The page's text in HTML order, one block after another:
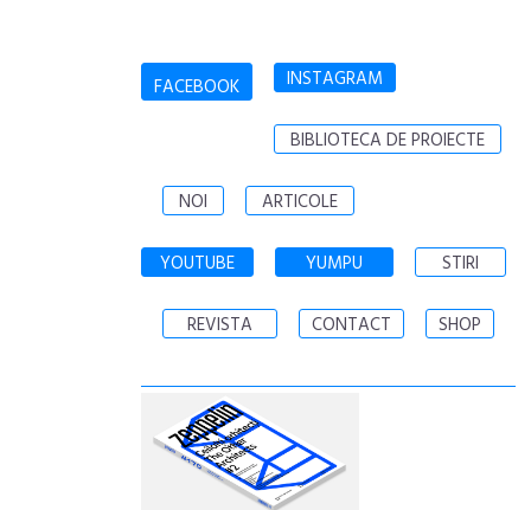
FACEBOOK INSTAGRAM
BIBLIOTECA DE PROIECTE
NOI ARTICOLE
YOUTUBE YUMPU STIRI
REVISTA CONTACT SHOP